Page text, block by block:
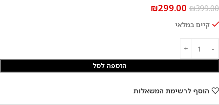
₪399.00
₪299.00
קיים במלאי
הוספה לסל
הוסף לרשימת המשאלות